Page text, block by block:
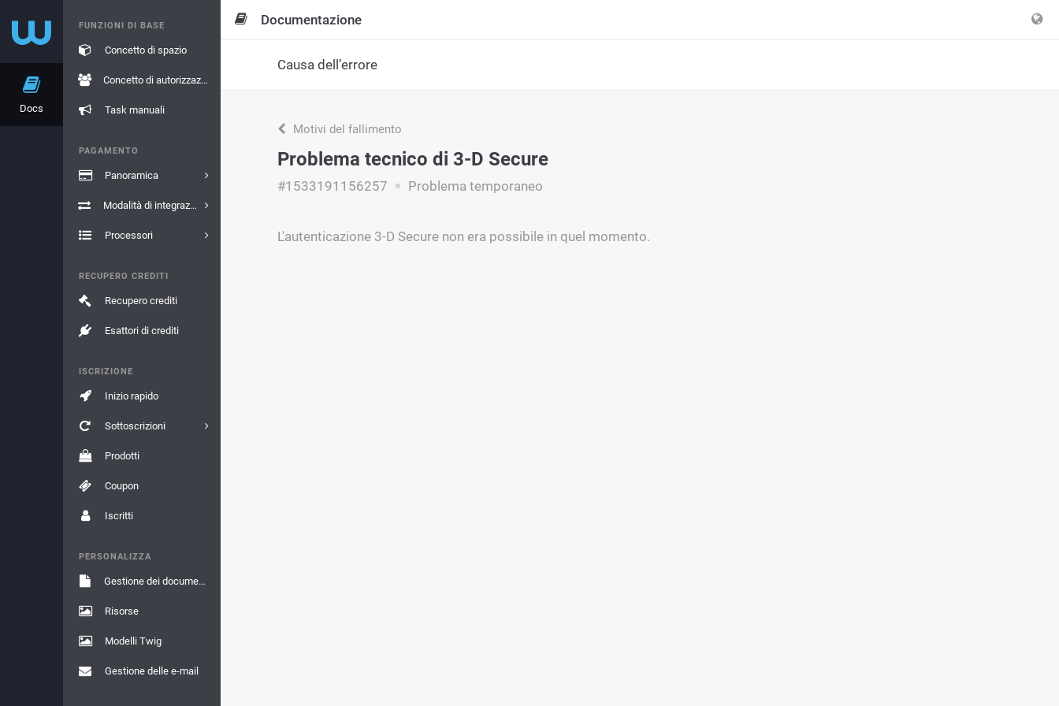
Docs
FUNZIONI DI BASE
Concetto di spazio
Concetto di autorizzazione
Task manuali
PAGAMENTO
Panoramica
Modalità di integrazione
Processori
RECUPERO CREDITI
Recupero crediti
Esattori di crediti
ISCRIZIONE
Inizio rapido
Sottoscrizioni
Prodotti
Coupon
Iscritti
PERSONALIZZA
Gestione dei documenti
Risorse
Modelli Twig
Gestione delle e-mail
Documentazione
Causa dell’errore
Motivi del fallimento
Problema tecnico di 3-D Secure
#1533191156257 Problema temporaneo
L'autenticazione 3-D Secure non era possibile in quel momento.